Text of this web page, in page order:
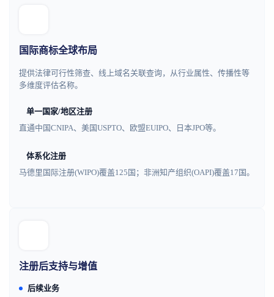
国际商标全球布局
提供法律可行性筛查、线上域名关联查询，从行业属性、传播性等
多维度评估名称。
单一国家/地区注册
直通中国CNIPA、美国USPTO、欧盟EUIPO、日本JPO等。
体系化注册
马德里国际注册(WIPO)覆盖125国；非洲知产组织(OAPI)覆盖17国。
注册后支持与增值
后续业务